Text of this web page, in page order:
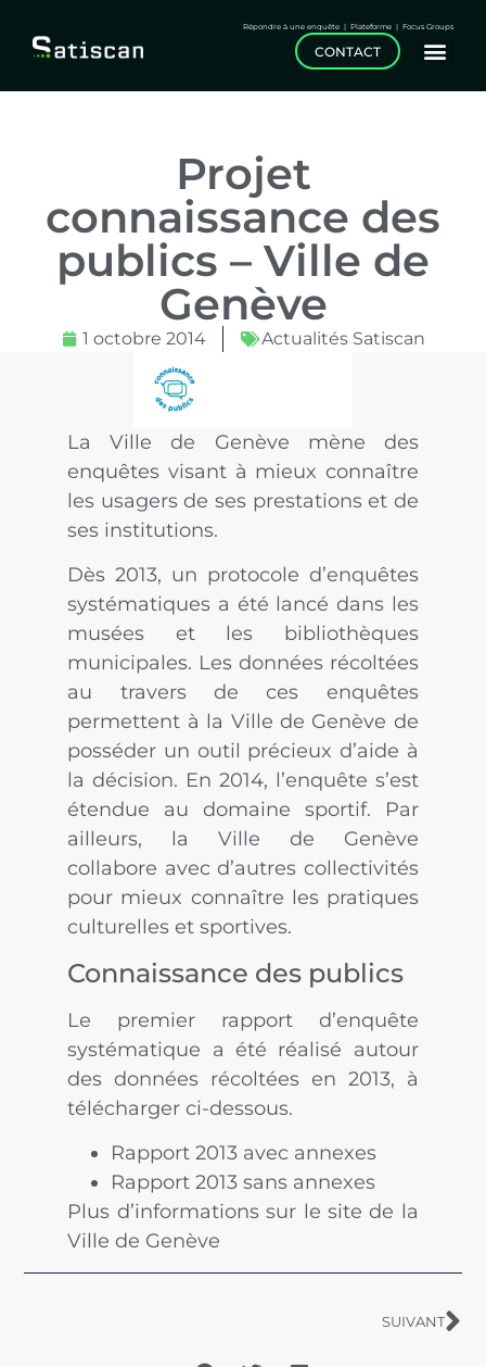
Répondre à une enquête | Plateforme| Focus Groups
CONTACT
Projet
connaissance des
publics – Ville de
Genève
1 octobre 2014 Actualités Satiscan
La Ville de Genève mène des
enquêtes visant à mieux connaître
les usagers de ses prestations et de
ses institutions.
Dès 2013, un protocole d’enquêtes
systématiques a été lancé dans les
musées et les bibliothèques
municipales. Les données récoltées
au travers de ces enquêtes
permettent à la Ville de Genève de
posséder un outil précieux d’aide à
la décision. En 2014, l’enquête s’est
étendue au domaine sportif. Par
ailleurs, la Ville de Genève
collabore avec d’autres collectivités
pour mieux connaître les pratiques
culturelles et sportives.
Connaissance des publics
Le premier rapport d’enquête
systématique a été réalisé autour
des données récoltées en 2013, à
télécharger ci-dessous.
Rapport 2013 avec annexes
Rapport 2013 sans annexes
Plus d’informations sur le site de la
Ville de Genève
SUIVANT